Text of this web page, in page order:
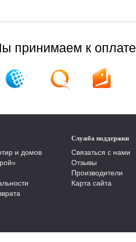
принимаем к оплате
и домов
Служба поддержки
Связаться с нами
Отзывы
Производители
Карта сайта